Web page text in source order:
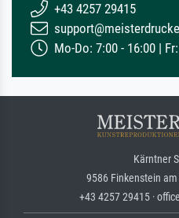
+43 4257 29415
Mo-Do: 7:00 - 16:00 |
Kärntner
9586 Finkenstein am
+43 4257 29415 ·